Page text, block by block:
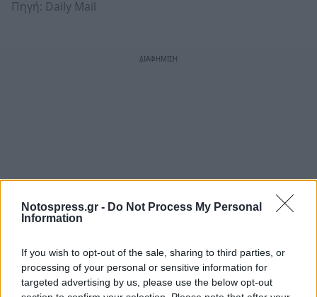
Notospress.gr - Do Not Process My Personal
Information
If you wish to opt-out of the sale, sharing to third parties, or
processing of your personal or sensitive information for
targeted advertising by us, please use the below opt-out
Πηγή: Daily Mail